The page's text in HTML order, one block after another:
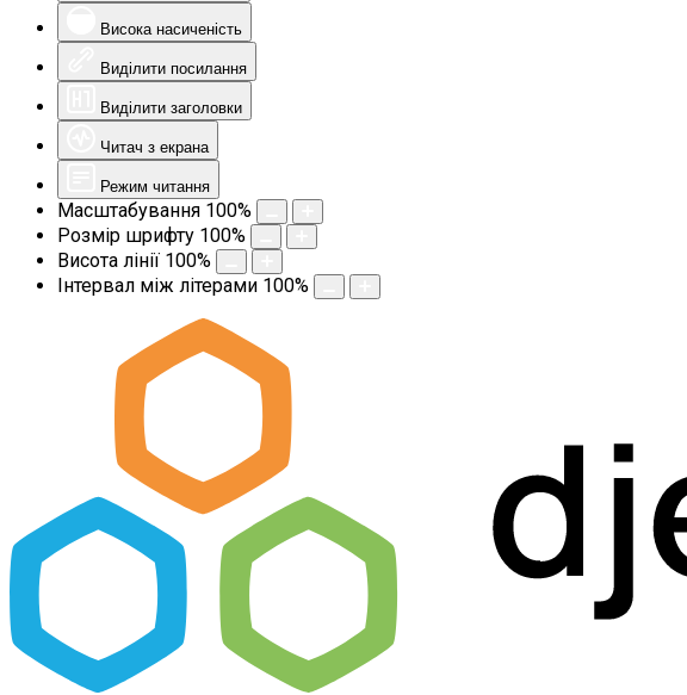
Висока насиченість
Виділити посилання
Виділити заголовки
Читач з екрана
Режим читання
Масштабування 100%
Розмір шрифту 100%
Висота лінії 100%
Інтервал між літерами 100%